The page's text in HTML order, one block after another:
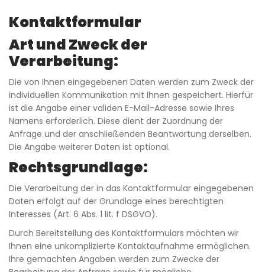
Kontaktformular
Art und Zweck der
Verarbeitung:
Die von Ihnen eingegebenen Daten werden zum Zweck der
individuellen Kommunikation mit Ihnen gespeichert. Hierfür
ist die Angabe einer validen E-Mail-Adresse sowie Ihres
Namens erforderlich. Diese dient der Zuordnung der
Anfrage und der anschließenden Beantwortung derselben.
Die Angabe weiterer Daten ist optional.
Rechtsgrundlage:
Die Verarbeitung der in das Kontaktformular eingegebenen
Daten erfolgt auf der Grundlage eines berechtigten
Interesses (Art. 6 Abs. 1 lit. f DSGVO).
Durch Bereitstellung des Kontaktformulars möchten wir
Ihnen eine unkomplizierte Kontaktaufnahme ermöglichen.
Ihre gemachten Angaben werden zum Zwecke der